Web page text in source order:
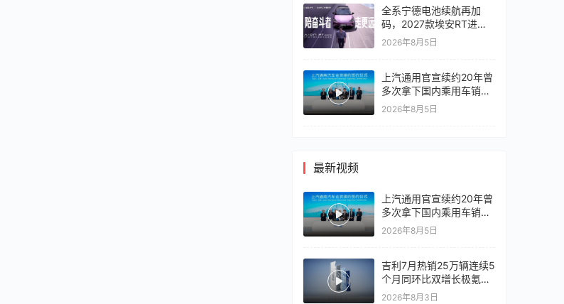
全系宁德电池续航再加
码，2027款埃安RT进入
10万区间
2026年8月5日
上汽通用官宣续约20年曾
多次拿下国内乘用车销冠
竞争激烈，上汽通用有信
2026年8月5日
最新视频
上汽通用官宣续约20年曾
多次拿下国内乘用车销冠
竞争激烈，上汽通用有信
2026年8月5日
吉利7月热销25万辆连续5
个月同环比双增长极氪销
量同比翻倍，出口再破10
2026年8月3日